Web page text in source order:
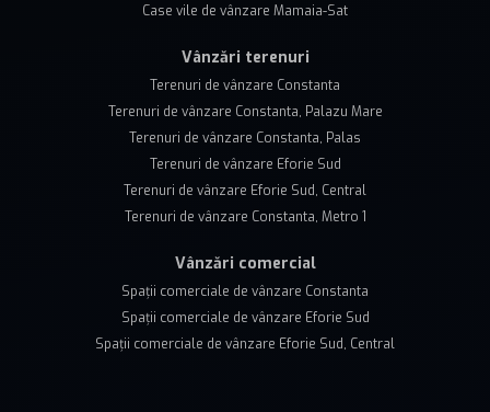
Case vile de vânzare Mamaia-Sat
Vânzări terenuri
Terenuri de vânzare Constanta
Terenuri de vânzare Constanta, Palazu Mare
Terenuri de vânzare Constanta, Palas
Terenuri de vânzare Eforie Sud
Terenuri de vânzare Eforie Sud, Central
Terenuri de vânzare Constanta, Metro 1
Vânzări comercial
Spații comerciale de vânzare Constanta
Spații comerciale de vânzare Eforie Sud
Spații comerciale de vânzare Eforie Sud, Central